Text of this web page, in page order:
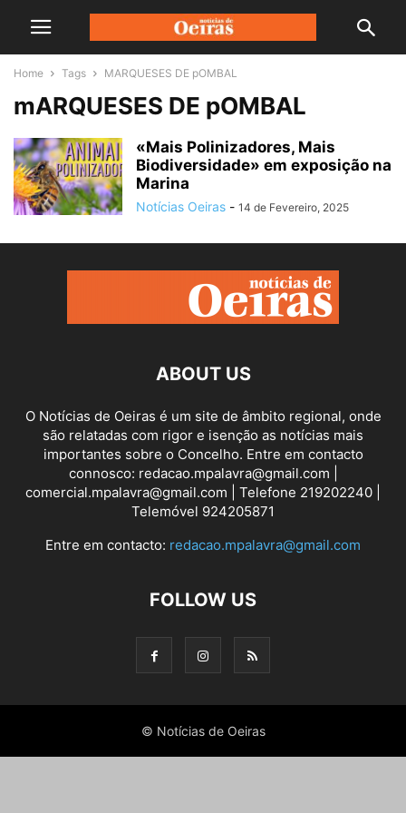
Home Tags MARQUESES DE pOMBAL
mARQUESES DE pOMBAL
«Mais Polinizadores, Mais
Biodiversidade» em exposição na
Marina
Notícias Oeiras - 14 de Fevereiro, 2025
ABOUT US
O Notícias de Oeiras é um site de âmbito regional, onde
são relatadas com rigor e isenção as notícias mais
importantes sobre o Concelho. Entre em contacto
connosco: redacao.mpalavra@gmail.com |
comercial.mpalavra@gmail.com | Telefone 219202240 |
Telemóvel 924205871
Entre em contacto: redacao.mpalavra@gmail.com
FOLLOW US
© Notícias de Oeiras